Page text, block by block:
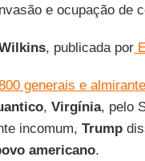
e ocupação de
, publicada por
generais e
, Virgínia, pelo
incomum, Trump
americano.